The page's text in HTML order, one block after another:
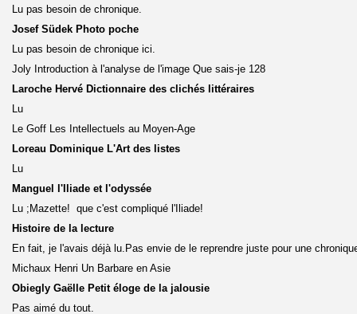
Lu pas besoin de chronique.
Josef Südek Photo poche
Lu pas besoin de chronique ici.
Joly Introduction à l'analyse de l'image Que sais-je 128
Laroche Hervé Dictionnaire des clichés littéraires
Lu
Le Goff Les Intellectuels au Moyen-Age
Loreau Dominique L'Art des listes
Lu
Manguel l'Iliade et l'odyssée
Lu ;Mazette! que c'est compliqué l'Iliade!
Histoire de la lecture
En fait, je l'avais déjà lu.Pas envie de le reprendre juste pour une
Michaux Henri Un Barbare en Asie
Obiegly Gaëlle Petit éloge de la jalousie
Pas aimé du tout.